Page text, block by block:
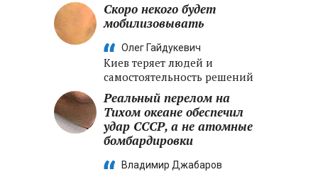
Скоро некого будет
мобилизовывать
Олег Гайдукевич
Киев теряет людей и
самостоятельность решений
Реальный перелом на
Тихом океане обеспечил
удар СССР, а не атомные
бомбардировки
Владимир Джабаров